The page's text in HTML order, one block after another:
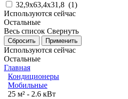
32,9x63,4x31,8 (1)
Используются сейчас
Остальные
Весь список Свернуть
Используются сейчас
Остальные
Главная
Кондиционеры
Мобильные
25 м² - 2.6 кВт